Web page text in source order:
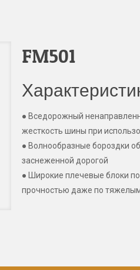
FM501
● Вседорожный
жесткость шины при
● Волнообразные бороздки
заснеженной дорогой
● Широкие плечевые блоки
прочностью даже по